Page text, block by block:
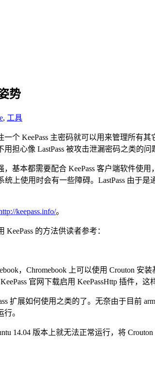
势
, 工具
个 KeePass 主密码就可以用来管理所有
担心像 LastPass 被攻击泄漏密码之类的问
基本都需要配合 KeePass 客户端软件使
上使用时会有一些障碍。LastPass 由于
keepass.info/。
的方法供读者参考：
，Chromebook 上可以使用 Crouton
官网下载启用 KeePassHttp 插件，这
扩展如何使用之类的了。无奈由于目前
。
14.04 版本上就无法正常运行，将